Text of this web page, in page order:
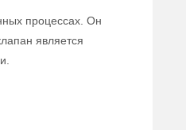
процессах. Он
является